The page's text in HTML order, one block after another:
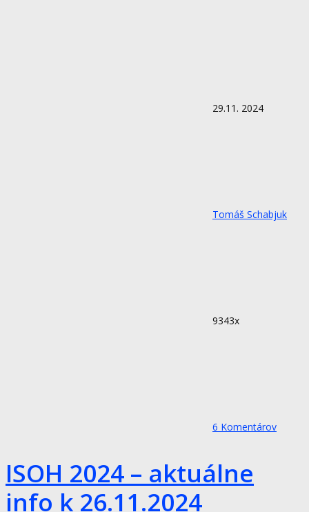
29.11. 2024
Tomáš Schabjuk
9343x
6 Komentárov
ISOH 2024 – aktuálne
info k 26.11.2024